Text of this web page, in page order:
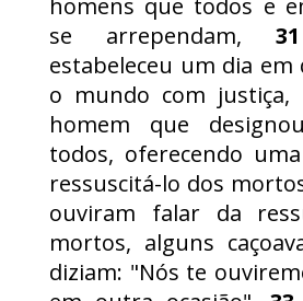
homens que todos e
se arrependam, 31
estabeleceu um dia
o mundo com
homem que
todos, oferecendo
ressuscitá-lo dos
ouviram falar da
mortos, alguns
diziam: "Nós te